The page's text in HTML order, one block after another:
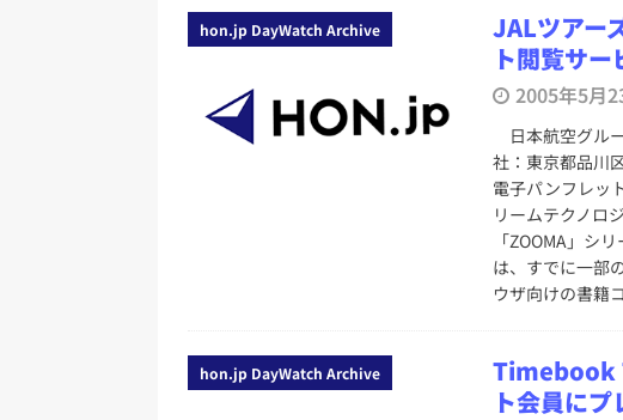
hon.jp DayWatch Archive
JALツアー
ト閲覧サ
2005年5月
日本航空グル
社：東京都品川
電子パンフレッ
リームテクノロ
「ZOOMA」シ
は、すでに一部
ウザ向けの書籍
hon.jp DayWatch Archive
Timebook
ト会員に